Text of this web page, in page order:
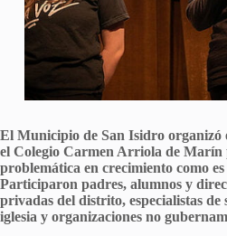
El Municipio de San Isidro organizó
el Colegio Carmen Arriola de
problemática en crecimiento como
Participaron padres, alumnos y
privadas del distrito, especialistas de
iglesia y organizaciones no